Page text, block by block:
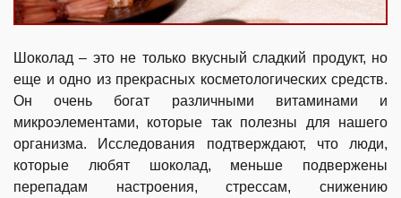
Шоколад – это не только вкусный сладкий продукт, но
еще и одно из прекрасных косметологических средств.
Он очень богат различными витаминами и
микроэлементами, которые так полезны для нашего
организма. Исследования подтверждают, что люди,
которые любят шоколад, меньше подвержены
перепадам настроения, стрессам, снижению